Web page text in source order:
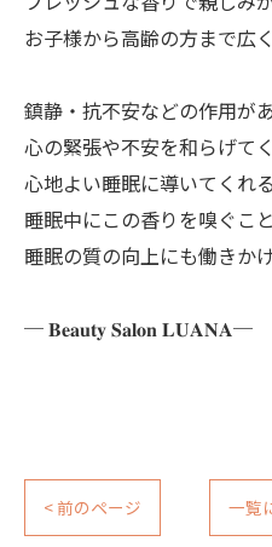
お子様から高齢の方まで広
鎮静・抗不安などの作用があ
心の緊張や不安を和らげて
心地よい睡眠に導いてくれ
睡眠中にこの香りを嗅ぐこ
睡眠の質の向上にも働きか
─ 𝐁𝐞𝐚𝐮𝐭𝐲 𝐒𝐚𝐥𝐨𝐧 𝐋𝐔𝐀𝐍𝐀─
< 前のページ 一覧